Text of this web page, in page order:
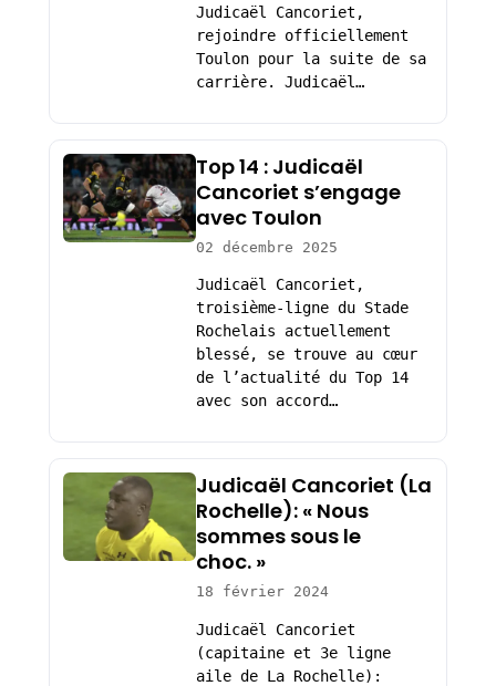
Judicaël Cancoriet,
rejoindre officiellement
Toulon pour la suite de sa
carrière. Judicaël…
Top 14 : Judicaël
Cancoriet s’engage
avec Toulon
02 décembre 2025
Judicaël Cancoriet,
troisième-ligne du Stade
Rochelais actuellement
blessé, se trouve au cœur
de l’actualité du Top 14
avec son accord…
Judicaël Cancoriet (La
Rochelle): « Nous
sommes sous le
choc. »
18 février 2024
Judicaël Cancoriet
(capitaine et 3e ligne
aile de La Rochelle):